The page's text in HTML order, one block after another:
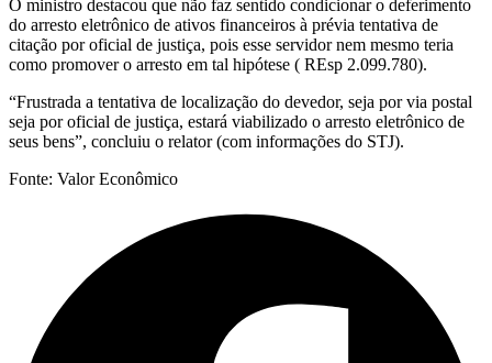
O ministro destacou que não faz sentido condicionar o deferimento
do arresto eletrônico de ativos financeiros à prévia tentativa de
citação por oficial de justiça, pois esse servidor nem mesmo teria
como promover o arresto em tal hipótese ( REsp 2.099.780).
“Frustrada a tentativa de localização do devedor, seja por via postal
seja por oficial de justiça, estará viabilizado o arresto eletrônico de
seus bens”, concluiu o relator (com informações do STJ).
Fonte: Valor Econômico